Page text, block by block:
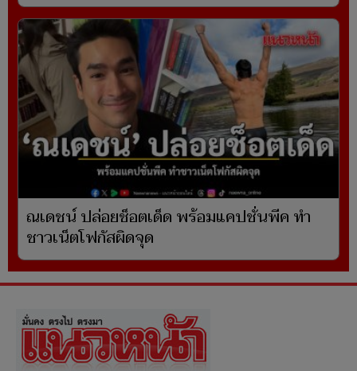
ณเดชน์ ปล่อยช็อตเด็ด พร้อมแคปชั่นพีค ทำ
ชาวเน็ตโฟกัสผิดจุด